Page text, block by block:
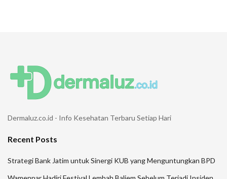
Dermaluz.co.id - Info Kesehatan Terbaru Setiap Hari
Recent Posts
Strategi Bank Jatim untuk Sinergi KUB yang Menguntungkan BPD